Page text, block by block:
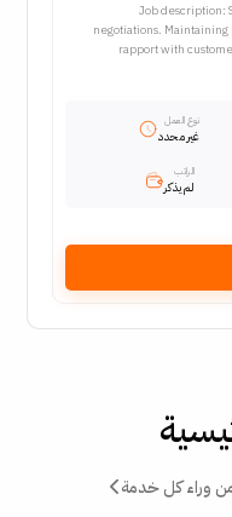
Job description:
negotiations.
rapport with
نوع العمل
غير محدد
الراتب
لم يذكر
وراء كل خدمة